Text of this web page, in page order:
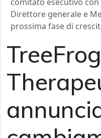
Direttore generale e
prossima fase di
TreeFrog